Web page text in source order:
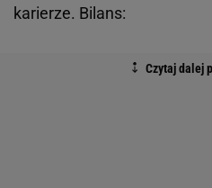
karierze. Bilans: